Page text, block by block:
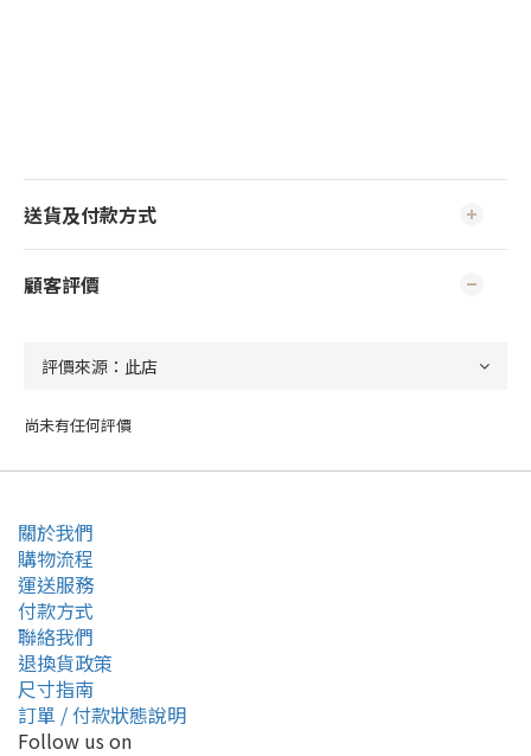
送貨及付款方式
顧客評價
尚未有任何評價
關於我們
購物流程
運送服務
付款方式
聯絡我們
退換貨政策
尺寸指南
訂單 / 付款狀態說明
Follow us on